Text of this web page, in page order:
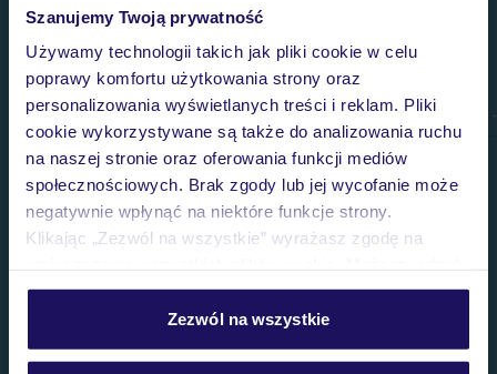
Szanujemy Twoją prywatność
Używamy technologii takich jak pliki cookie w celu
poprawy komfortu użytkowania strony oraz
personalizowania wyświetlanych treści i reklam. Pliki
cookie wykorzystywane są także do analizowania ruchu
na naszej stronie oraz oferowania funkcji mediów
społecznościowych. Brak zgody lub jej wycofanie może
negatywnie wpłynąć na niektóre funkcje strony.
Klikając „Zezwól na wszystkie” wyrażasz zgodę na
personalizować swój wybór wchodząc w zakładkę
Szczegółowe informacje o plikach cookie znajdziesz
Zezwól na wszystkie